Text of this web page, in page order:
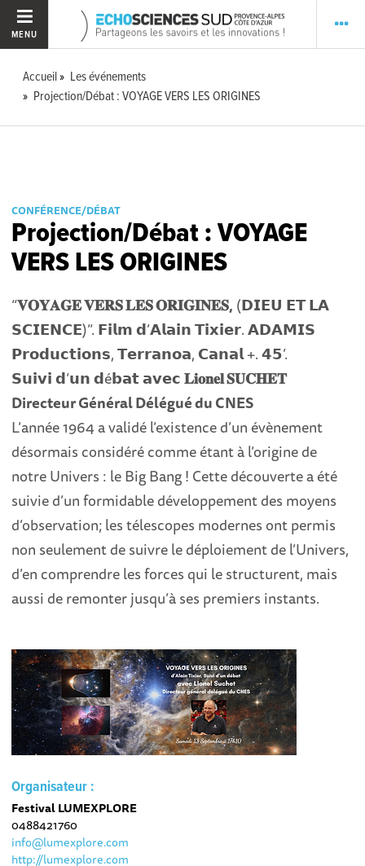
MENU
Accueil
Les événements
Projection/Débat : VOYAGE VERS LES ORIGINES
CONFÉRENCE/DÉBAT
Projection/Débat : VOYAGE
VERS LES ORIGINES
“𝐕𝐎𝐘𝐀𝐆𝐄 𝐕𝐄𝐑𝐒 𝐋𝐄𝐒 𝐎𝐑𝐈𝐆𝐈𝐍𝐄𝐒, (𝗗𝗜𝗘𝗨 𝗘𝗧 𝗟𝗔
𝗦𝗖𝗜𝗘𝗡𝗖𝗘)”. 𝗙𝗶𝗹𝗺 𝗱’𝗔𝗹𝗮𝗶𝗻 𝗧𝗶𝘅𝗶𝗲𝗿. 𝗔𝗗𝗔𝗠𝗜𝗦
𝗣𝗿𝗼𝗱𝘂𝗰𝘁𝗶𝗼𝗻𝘀, 𝗧𝗲𝗿𝗿𝗮𝗻𝗼𝗮, 𝗖𝗮𝗻𝗮𝗹 +. 𝟰𝟱’.
𝗦𝘂𝗶𝘃𝗶 𝗱’𝘂𝗻 𝗱é𝗯𝗮𝘁 𝗮𝘃𝗲𝗰𝐋𝐢𝐨𝐧𝐞𝐥 𝐒𝐔𝐂𝐇𝐄𝐓
Directeur Général Délégué du CNES
L’année 1964 a validé l’existence d’un évènement
désormais considéré comme étant à l’origine de
notre Univers : le Big Bang ! Cette découverte a été
suivie d’un formidable développement des moyens
d’observation; les télescopes modernes ont permis
non seulement de suivre le déploiement de l’Univers,
d’en comprendre les forces qui le structurent, mais
aussi de remonter jusqu’à ses premiers instants.
Organisateur :
Festival LUMEXPLORE
0488421760
info@lumexplore.com
http://lumexplore.com